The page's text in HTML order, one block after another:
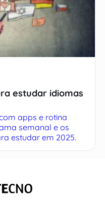
estudar idiomas
apps e rotina
semanal e os
estudar em 2025.